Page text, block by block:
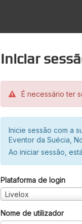
Iniciar
É necessário ter
Inicie sessão com a
Eventor da Suécia,
Ao iniciar sessão,
Plataforma de login
Livelox
Nome de utilizador